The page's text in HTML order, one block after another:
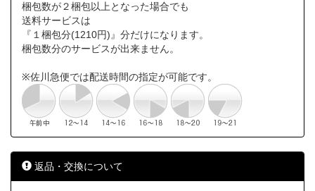
梱包数が２梱包以上となった場合でも
送料サービスは
『１梱包分(1210円)』分だけになります。
梱包数分のサービスが出来ません。
※佐川急便では配送時間の指定が可能です。
返品・交換について